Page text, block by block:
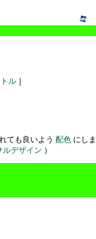
ル |
ても良いよう 配色 にし
ルデザイン ）